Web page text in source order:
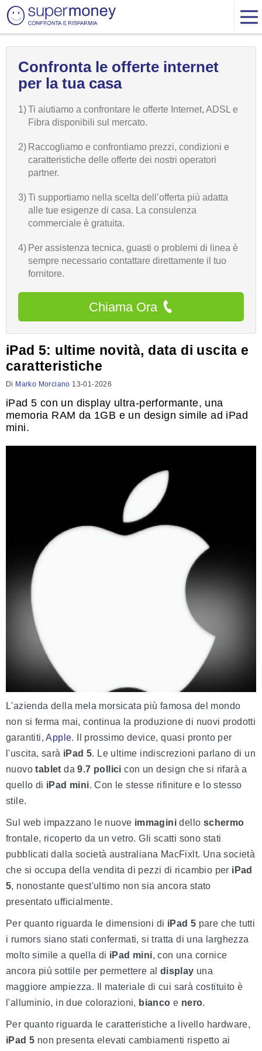
Confronta le offerte internet
per la tua casa
1)Ti aiutiamo a confrontare le offerte Internet, ADSL e
Fibra disponibili sul mercato.
2) Raccogliamo e confrontiamo prezzi, condizioni e
caratteristiche delle offerte dei nostri operatori
partner.
3)Ti supportiamo nella scelta dell’offerta più adatta
alle tue esigenze di casa. La consulenza
commerciale è gratuita.
4) Per assistenza tecnica, guasti o problemi di linea è
sempre necessario contattare direttamente il tuo
fornitore.
Chiama Ora
iPad 5: ultime novità, data di uscita e
caratteristiche
Di Marko Morciano 13-01-2026
iPad 5 con un display ultra-performante, una
memoria RAM da 1GB e un design simile ad iPad
mini.
L'azienda della mela morsicata più famosa del mondo
non si ferma mai, continua la produzione di nuovi prodotti
garantiti,Apple. Il prossimo device, quasi pronto per
l'uscita, sarà iPad 5. Le ultime indiscrezioni parlano di un
nuovotablet da9.7 pollici con un design che si rifarà a
quello di iPad mini. Con le stesse rifiniture e lo stesso
stile.
Sul web impazzano le nuove immagini dello schermo
frontale, ricoperto da un vetro. Gli scatti sono stati
pubblicati dalla società australiana MacFixlt. Una società
che si occupa della vendita di pezzi di ricambio per iPad
5, nonostante quest'ultimo non sia ancora stato
presentato ufficialmente.
Per quanto riguarda le dimensioni di iPad 5 pare che tutti
i rumors siano stati confermati, si tratta di una larghezza
molto simile a quella di iPad mini, con una cornice
ancora più sottile per permettere al display una
maggiore ampiezza. Il materiale di cui sarà costituito è
l'alluminio, in due colorazioni, bianco e nero.
Per quanto riguarda le caratteristiche a livello hardware,
iPad 5 non presenta elevati cambiamenti rispetto ai